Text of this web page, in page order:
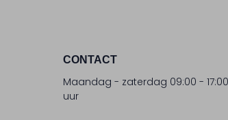
CONTACT
Maandag - zaterdag 09:00 - 17:00
uur